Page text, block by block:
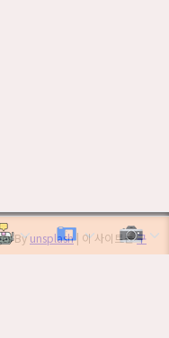
Byunsplash| 이 사이트는구